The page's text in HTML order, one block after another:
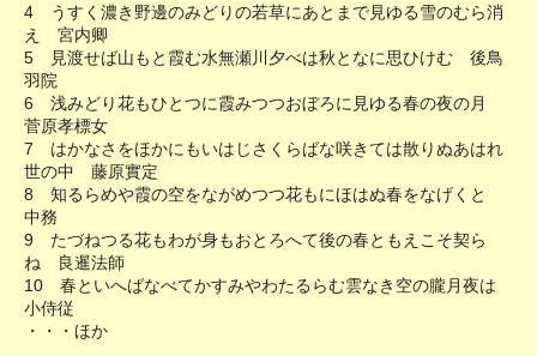
4 うすく濃き野邊のみどりの若草にあとまで見ゆる雪のむら消
え 宮内卿
5 見渡せば山もと霞む水無瀬川夕べは秋となに思ひけむ 後鳥
羽院
6 浅みどり花もひとつに霞みつつおぼろに見ゆる春の夜の月
菅原孝標女
7 はかなさをほかにもいはじさくらばな咲きては散りぬあはれ
世の中 藤原實定
8 知るらめや霞の空をながめつつ花もにほはぬ春をなげくと
中務
9 たづねつる花もわが身もおとろへて後の春ともえこそ契ら
ね 良暹法師
10 春といへばなべてかすみやわたるらむ雲なき空の朧月夜は
小侍従
・・・ほか